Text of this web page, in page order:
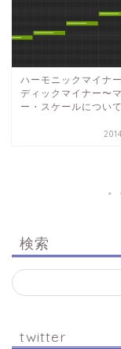
ハーモニックマイナ
ディックマイナー〜
ー・スケールについ
検索
twitter